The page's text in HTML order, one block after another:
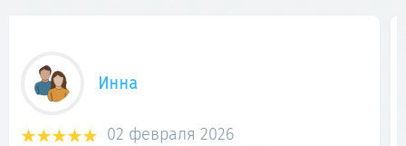
Галина
30 января 2026